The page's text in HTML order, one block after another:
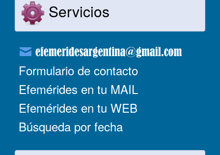
Servicios
Formulario de contacto
Efemérides en tu MAIL
Efemérides en tu WEB
Búsqueda por fecha